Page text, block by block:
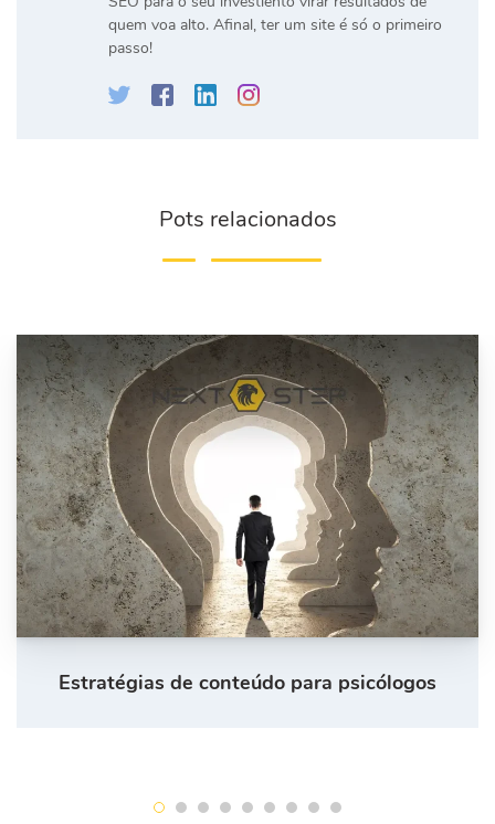
quem voa alto. Afinal, ter um site é só o primeiro
passo!
Pots relacionados
Estratégias de conteúdo para psicólogos